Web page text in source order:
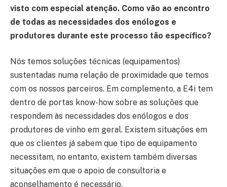
visto com especial atenção. Como vão ao encontro
de todas as necessidades dos enólogos e
produtores durante este processo tão específico?
Nós temos soluções técnicas (equipamentos)
sustentadas numa relação de proximidade que temos
com os nossos parceiros. Em complemento, a E4i tem
dentro de portas know-how sobre as soluções que
respondem às necessidades dos enólogos e dos
produtores de vinho em geral. Existem situações em
que os clientes já sabem que tipo de equipamento
necessitam, no entanto, existem também diversas
situações em que o apoio de consultoria e
aconselhamento é necessário.